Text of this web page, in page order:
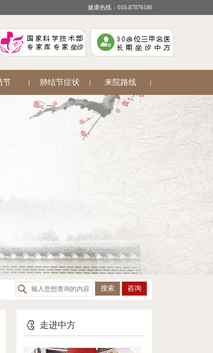
健康热线：010-87876186
节 | 肺结节症状 | 来院路线 |
咨询
走进中方